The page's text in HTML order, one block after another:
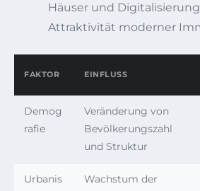
Häuser und
Attraktivität moderner
FAKTOR EINFLUSS
Demog
rafie
Veränderung von
Bevölkerungszahl
und Struktur
Urbanis
Wachstum der